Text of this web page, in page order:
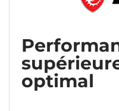
optimal